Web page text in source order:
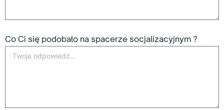
Co Ci się podobało na spacerze socjalizacyjnym ?